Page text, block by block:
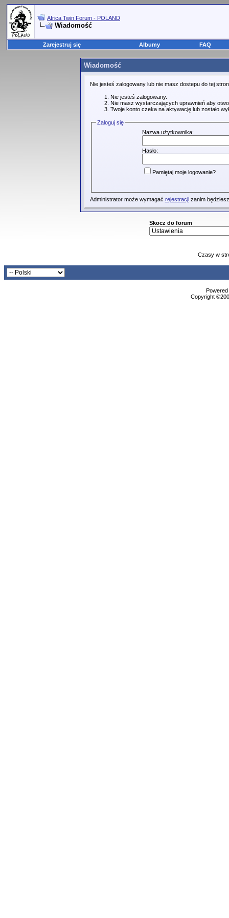
Africa Twin Forum - POLAND
Wiadomość
Zarejestruj się Albumy FAQ
Wiadomość
Nie jesteś zalogowany lub nie masz dostepu do tej
Nie jesteś zalogowany.
Nie masz wystarczających uprawnień aby
Twoje konto czeka na aktywację lub zostało
Zaloguj się
Nazwa użytkownika:
Hasło:
Pamiętaj moje logowanie?
Administrator może wymagać rejestracjizanim
Skocz do forum
Czasy w
Copyright